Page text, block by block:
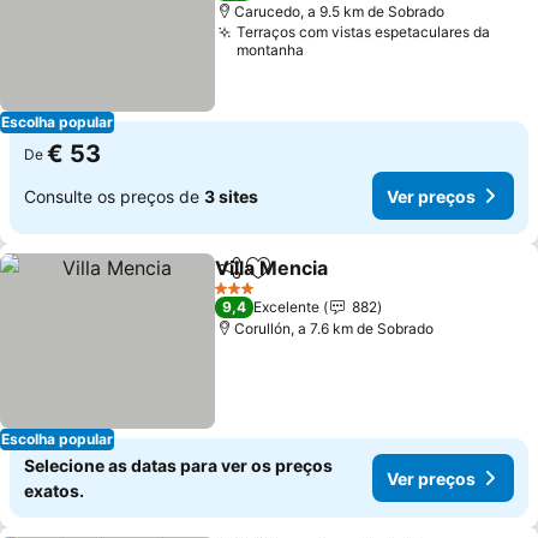
Escolha popular
Carucedo, a 9.5 km de Sobrado
Terraços com vistas espetaculares da
montanha
De € 53
Consulte os preços de 3 sites Ver preços
Escolha popular
PartilharAdicionar aos favoritos
Villa Mencia
3 Estrelas
9,4 Excelente
882
Corullón, a 7.6 km de Sobrado
Selecione as datas para ver os preços
exatos.
Ver preços